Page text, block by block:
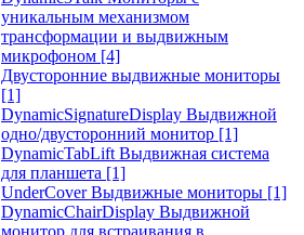
уникальным механизмом
трансформации и выдвижным
микрофоном [4]
Двусторонние выдвижные мониторы
[1]
DynamicSignatureDisplay Выдвижной
одно/двусторонний монитор [1]
DynamicTabLift Выдвижная система
для планшета [1]
UnderCover Выдвижные мониторы [1]
DynamicChairDisplay Выдвижной
монитор для встраивания в